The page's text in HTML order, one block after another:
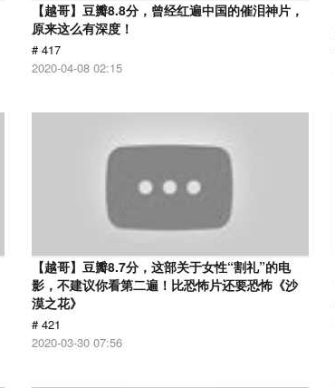
【越哥】豆瓣8.8分，曾经红遍中国的催泪神片，
原来这么有深度！
# 417
2020-04-08 02:15
【越哥】豆瓣8.7分，这部关于女性“割礼”的电
影，不建议你看第二遍！比恐怖片还要恐怖《沙
漠之花》
# 421
2020-03-30 07:56